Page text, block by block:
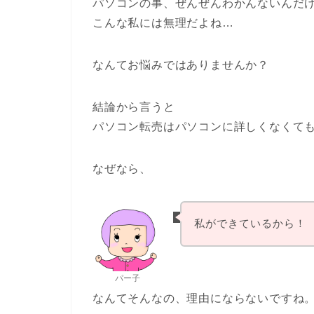
パソコンの事、ぜんぜんわかんないんだ
こんな私には無理だよね…
なんてお悩みではありませんか？
結論から言うと
パソコン転売はパソコンに詳しくなくて
なぜなら、
パー子
私ができているから！
なんてそんなの、理由にならないですね。